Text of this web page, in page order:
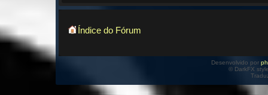
Índice do Fórum
Desenvolvido por
© DarkFX